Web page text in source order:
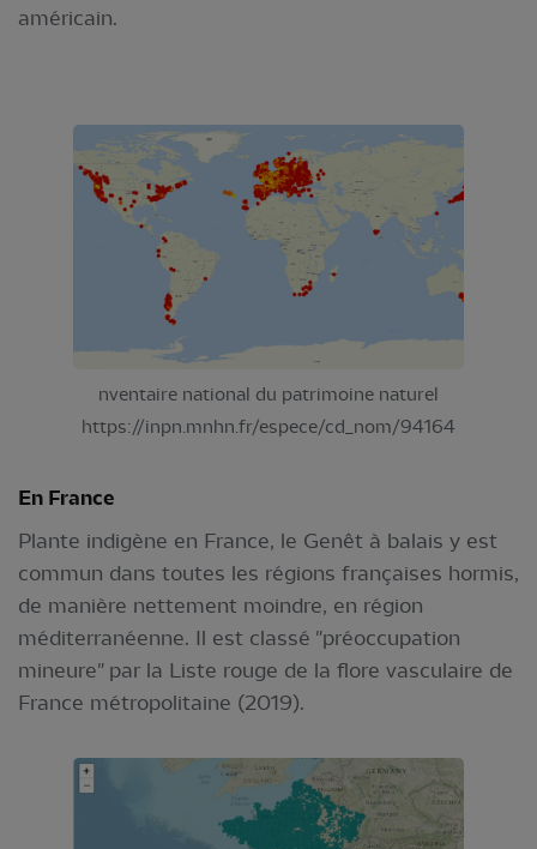
américain.
nventaire national du patrimoine naturel
https://inpn.mnhn.fr/espece/cd_nom/94164
En France
Plante indigène en France, le Genêt à balais y est
commun dans toutes les régions françaises hormis,
de manière nettement moindre, en région
méditerranéenne. Il est classé "préoccupation
mineure" par la Liste rouge de la flore vasculaire de
France métropolitaine (2019).